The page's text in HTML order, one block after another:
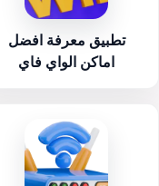
تطبيق معرفة افضل
اماكن الواي فاي